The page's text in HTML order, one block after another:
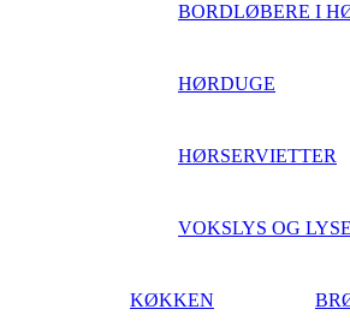
BORDLØBERE I
HØRDUGE
HØRSERVIETTER
VOKSLYS OG
KØKKEN